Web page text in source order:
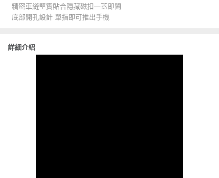
精密車縫堅實貼合隱藏磁扣一蓋即闔
底部開孔設計 單指即可推出手機
詳細介紹